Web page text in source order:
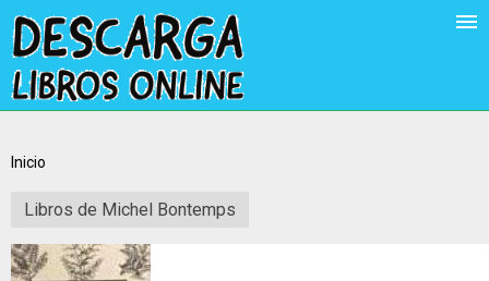
Inicio
Libros de Michel Bontemps